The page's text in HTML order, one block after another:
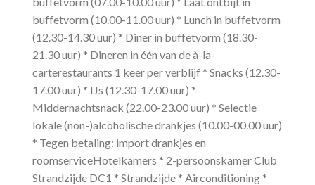
buffetvorm (10.00-11.00 uur) * Lunch in buffetvorm
(12.30-14.30 uur) * Diner in buffetvorm (18.30-
21.30 uur) * Dineren in één van de à-la-
carterestaurants 1 keer per verblijf * Snacks (12.30-
17.00 uur) * IJs (12.30-17.00 uur) *
Middernachtsnack (22.00-23.00 uur) * Selectie
lokale (non-)alcoholische drankjes (10.00-00.00 uur)
* Tegen betaling: import drankjes en
roomserviceHotelkamers * 2-persoonskamer Club
Strandzijde DC1 * Strandzijde * Airconditioning *